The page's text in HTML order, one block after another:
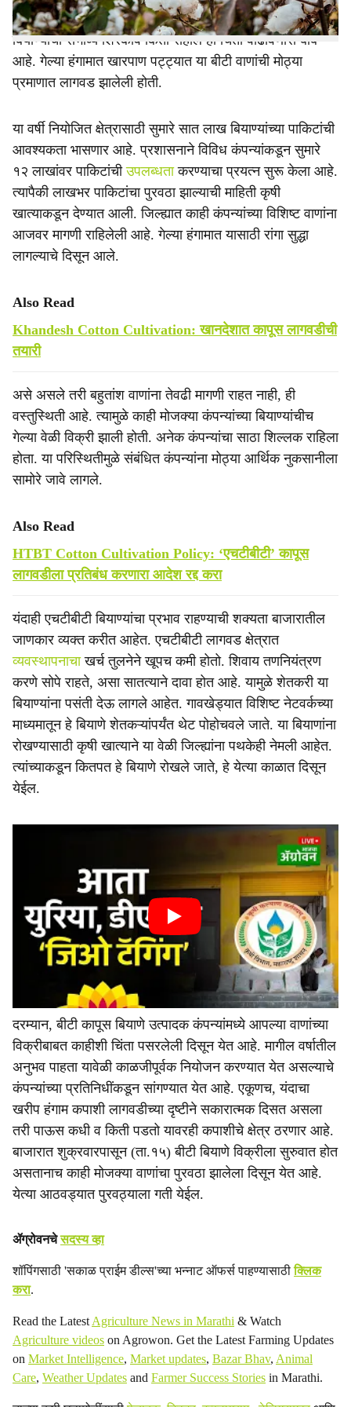
मोठी संधी मानली जात आहे. मात्र दुसरीकडे एचटीबीटी कापूस
बियाण्यांचा संभाव्य शिरकाव किती राहील ही चिंता वाढविणारी बाब
आहे. गेल्या हंगामात खारपाण पट्ट्यात या बीटी वाणांची मोठ्या
प्रमाणात लागवड झालेली होती.
या वर्षी नियोजित क्षेत्रासाठी सुमारे सात लाख बियाण्यांच्या पाकिटांची
आवश्यकता भासणार आहे. प्रशासनाने विविध कंपन्यांकडून सुमारे
१२ लाखांवर पाकिटांचीउपलब्धताकरण्याचा प्रयत्न सुरू केला आहे.
त्यापैकी लाखभर पाकिटांचा पुरवठा झाल्याची माहिती कृषी
खात्याकडून देण्यात आली. जिल्ह्यात काही कंपन्यांच्या विशिष्ट वाणांना
आजवर मागणी राहिलेली आहे. गेल्या हंगामात यासाठी रांगा सुद्धा
लागल्याचे दिसून आले.
Also Read
Khandesh Cotton Cultivation: खानदेशात कापूस लागवडीची
तयारी
असे असले तरी बहुतांश वाणांना तेवढी मागणी राहत नाही, ही
वस्तुस्थिती आहे. त्यामुळे काही मोजक्या कंपन्यांच्या बियाण्यांचीच
गेल्या वेळी विक्री झाली होती. अनेक कंपन्यांचा साठा शिल्लक राहिला
होता. या परिस्थितीमुळे संबंधित कंपन्यांना मोठ्या आर्थिक नुकसानीला
सामोरे जावे लागले.
Also Read
HTBT Cotton Cultivation Policy: ‘एचटीबीटी’ कापूस
लागवडीला प्रतिबंध करणारा आदेश रद्द करा
यंदाही एचटीबीटी बियाण्यांचा प्रभाव राहण्याची शक्यता बाजारातील
जाणकार व्यक्त करीत आहेत. एचटीबीटी लागवड क्षेत्रात
व्यवस्थापनाचाखर्च तुलनेने खूपच कमी होतो. शिवाय तणनियंत्रण
करणे सोपे राहते, असा सातत्याने दावा होत आहे. यामुळे शेतकरी या
बियाण्यांना पसंती देऊ लागले आहेत. गावखेड्यात विशिष्ट नेटवर्कच्या
माध्यमातून हे बियाणे शेतकऱ्यांपर्यंत थेट पोहोचवले जाते. या बियाणांना
रोखण्यासाठी कृषी खात्याने या वेळी जिल्ह्यांना पथकेही नेमली आहेत.
त्यांच्याकडून कितपत हे बियाणे रोखले जाते, हे येत्या काळात दिसून
येईल.
दरम्यान, बीटी कापूस बियाणे उत्पादक कंपन्यांमध्ये आपल्या वाणांच्या
विक्रीबाबत काहीशी चिंता पसरलेली दिसून येत आहे. मागील वर्षातील
अनुभव पाहता यावेळी काळजीपूर्वक नियोजन करण्यात येत असल्याचे
कंपन्यांच्या प्रतिनिधींकडून सांगण्यात येत आहे. एकूणच, यंदाचा
खरीप हंगाम कपाशी लागवडीच्या दृष्टीने सकारात्मक दिसत असला
तरी पाऊस कधी व किती पडतो यावरही कपाशीचे क्षेत्र ठरणार आहे.
बाजारात शुक्रवारपासून (ता.१५) बीटी बियाणे विक्रीला सुरुवात होत
असतानाच काही मोजक्या वाणांचा पुरवठा झालेला दिसून येत आहे.
येत्या आठवड्यात पुरवठ्याला गती येईल.
ॲग्रोवनचेसदस्य व्हा
शॉपिंगसाठी 'सकाळ प्राईम डील्स'च्या भन्नाट ऑफर्स पाहण्यासाठीक्लिक
करा.
Read the Latest Agriculture News in Marathi & Watch
Agriculture videos on Agrowon. Get the Latest Farming Updates
on Market Intelligence, Market updates, Bazar Bhav, Animal
Care, Weather Updates and Farmer Success Stories in Marathi.